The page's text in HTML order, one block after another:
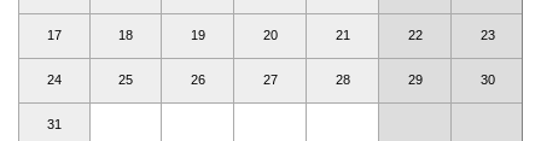
17 18 19 20 21 22 23
24 25 26 27 28 29 30
31